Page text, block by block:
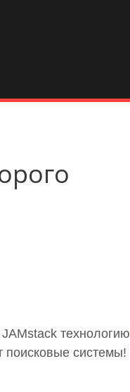
технологию
поисковые системы!